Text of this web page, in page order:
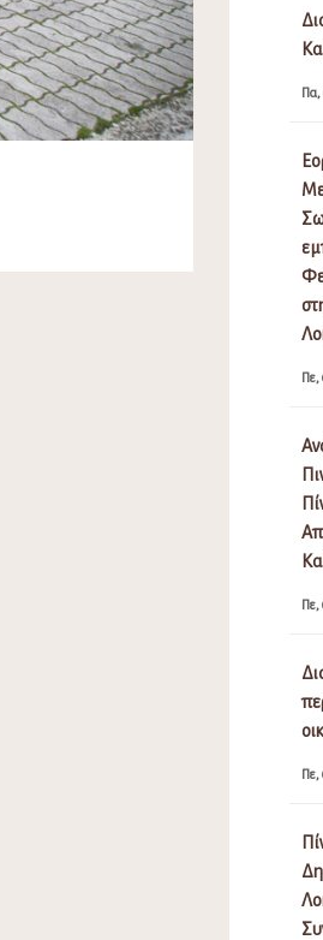
Πα,
Πε,
Πε,
Πε,